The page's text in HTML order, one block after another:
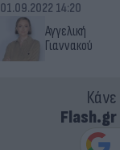
Αγγελική
Γιαννακού
01.09.2022 14:20
Κάνε
Flash.gr